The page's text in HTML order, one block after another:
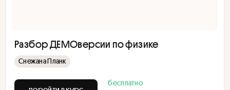
Разбор ДЕМОверсии по физике
Снежана Планк
бесплатно